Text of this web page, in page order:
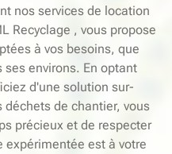
nos services de location
Recyclage , vous propose
à vos besoins, que
ses environs. En optant
d'une solution sur-
déchets de chantier, vous
précieux et de respecter
expérimentée est à votre